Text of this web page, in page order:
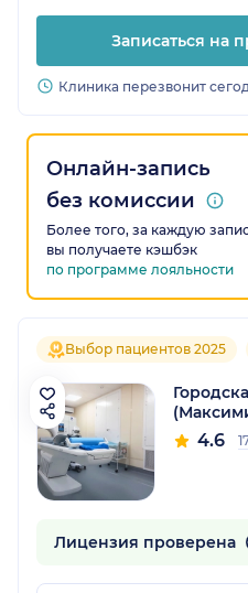
Записаться на
Клиника перезвонит
Онлайн-запись
без комиссии
Более того, за каждую
вы получаете кэшбэк
по программе лояльности
Выбор пациентов 2025
4.6
Лицензия проверена